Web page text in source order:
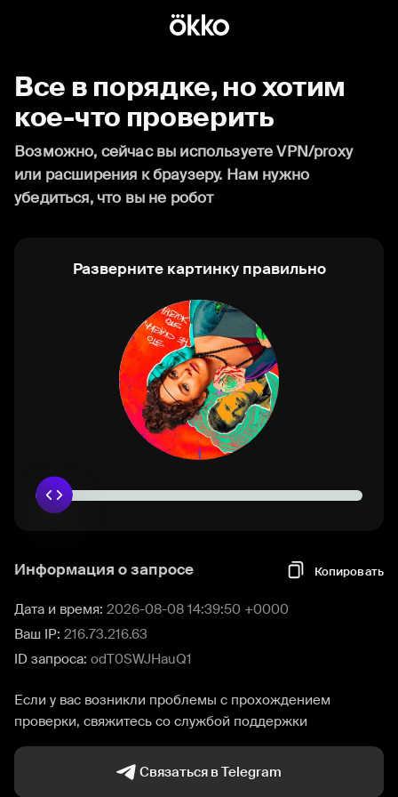
Все в порядке, но хотим
кое-что проверить
Возможно, сейчас вы используете VPN/proxy
или расширения к браузеру. Нам нужно
убедиться, что вы не робот
Разверните картинку правильно
Информация о запросе Копировать
Дата и время: 2026-08-08 14:39:50 +0000
Ваш IP: 216.73.216.63
ID запроса: odT0SWJHauQ1
Если у вас возникли проблемы с прохождением
проверки, свяжитесь со службой поддержки
Связаться в Telegram